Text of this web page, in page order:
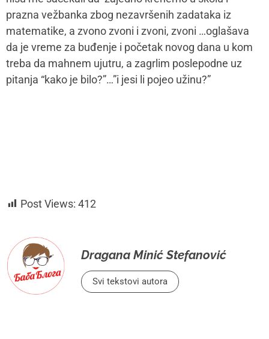
prazna vežbanka zbog nezavršenih zadataka iz
matematike, a zvono zvoni i zvoni, zvoni …oglašava
da je vreme za buđenje i početak novog dana u kom
treba da mahnem ujutru, a zagrlim poslepodne uz
pitanja “kako je bilo?”…”i jesi li pojeo užinu?”
Post Views: 412
Dragana Minić Stefanović
Svi tekstovi autora